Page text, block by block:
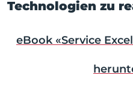
Technologien zu
eBook «Service